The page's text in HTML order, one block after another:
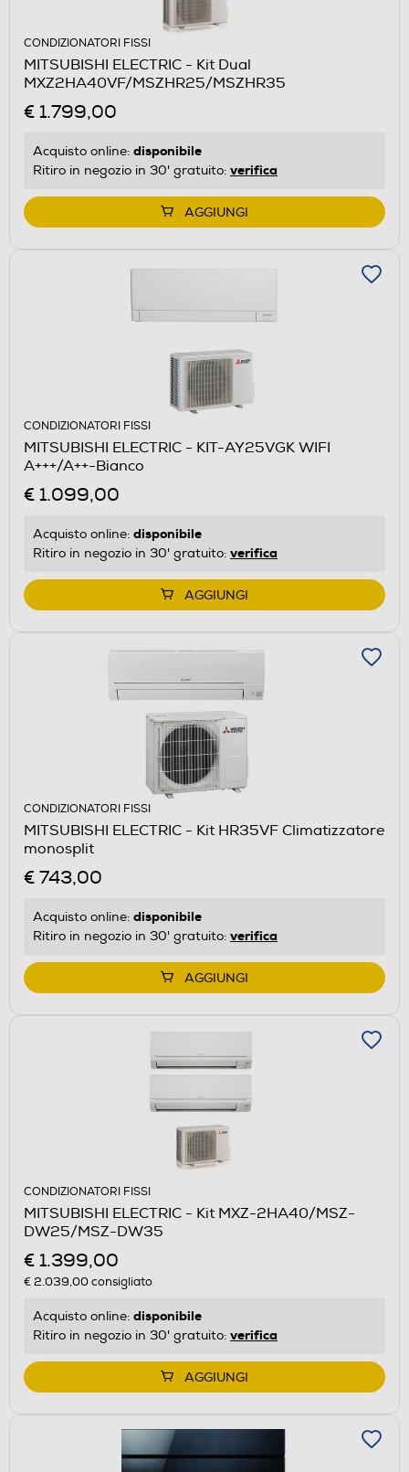
CONDIZIONATORI FISSI
MITSUBISHI ELECTRIC - Kit Dual
MXZ2HA40VF/MSZHR25/MSZHR35
€ 1.799,00
Acquisto online: disponibile
Ritiro in negozio in 30' gratuito: verifica
AGGIUNGI
CONDIZIONATORI FISSI
MITSUBISHI ELECTRIC - KIT-AY25VGK WIFI
A+++/A++-Bianco
€ 1.099,00
Acquisto online: disponibile
Ritiro in negozio in 30' gratuito: verifica
AGGIUNGI
CONDIZIONATORI FISSI
MITSUBISHI ELECTRIC - Kit HR35VF Climatizzatore
monosplit
€ 743,00
Acquisto online: disponibile
Ritiro in negozio in 30' gratuito: verifica
AGGIUNGI
CONDIZIONATORI FISSI
MITSUBISHI ELECTRIC - Kit MXZ-2HA40/MSZ-
DW25/MSZ-DW35
€ 1.399,00
€ 2.039,00consigliato
Acquisto online: disponibile
Ritiro in negozio in 30' gratuito: verifica
AGGIUNGI